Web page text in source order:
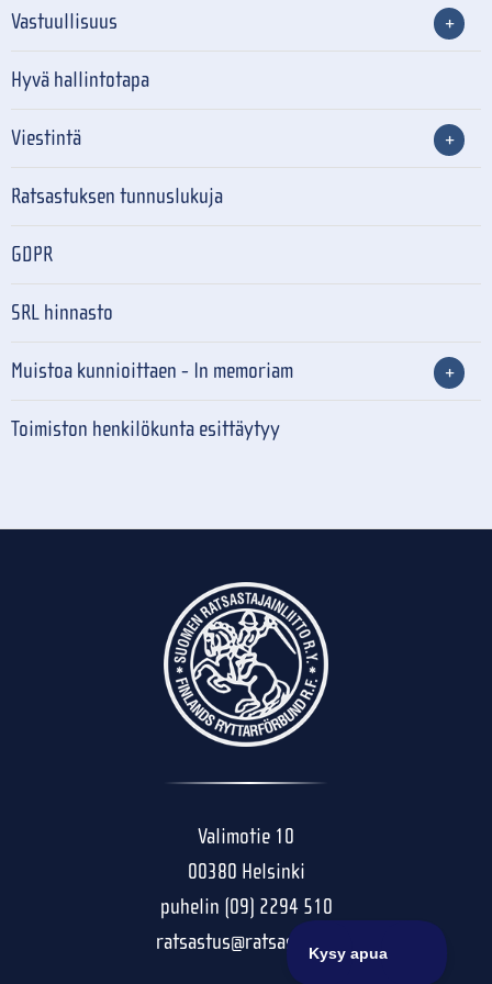
Vastuullisuus
Hyvä hallintotapa
Viestintä
Ratsastuksen tunnuslukuja
GDPR
SRL hinnasto
Muistoa kunnioittaen - In memoriam
Toimiston henkilökunta esittäytyy
Valimotie 10
00380 Helsinki
puhelin (09) 2294 510
ratsastus@ratsastus.fi